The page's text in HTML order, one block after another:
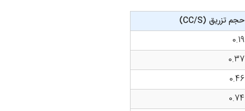
حجم تزریق (CC/S)
0.19
0.37
0.46
0.74